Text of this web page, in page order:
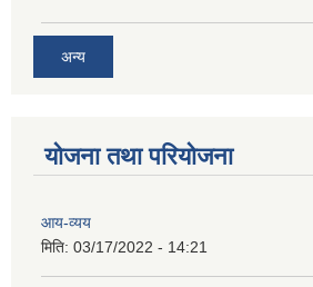
अन्य
योजना तथा परियोजना
आय-व्यय
मिति: 03/17/2022 - 14:21